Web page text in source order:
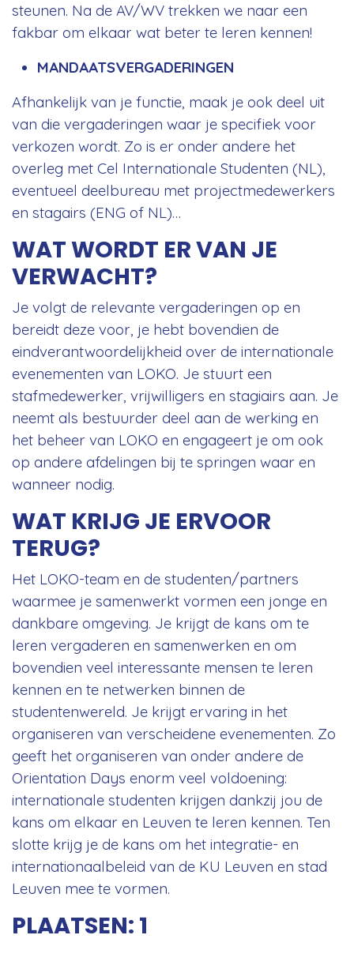
steunen. Na de AV/WV trekken we naar een
fakbar om elkaar wat beter te leren kennen!
MANDAATSVERGADERINGEN
Afhankelijk van je functie, maak je ook deel uit
van die vergaderingen waar je specifiek voor
verkozen wordt. Zo is er onder andere het
overleg met Cel Internationale Studenten (NL),
eventueel deelbureau met projectmedewerkers
en stagairs (ENG of NL)…
WAT WORDT ER VAN JE
VERWACHT?
Je volgt de relevante vergaderingen op en
bereidt deze voor, je hebt bovendien de
eindverantwoordelijkheid over de internationale
evenementen van LOKO. Je stuurt een
stafmedewerker, vrijwilligers en stagiairs aan. Je
neemt als bestuurder deel aan de werking en
het beheer van LOKO en engageert je om ook
op andere afdelingen bij te springen waar en
wanneer nodig.
WAT KRIJG JE ERVOOR
TERUG?
Het LOKO-team en de studenten/partners
waarmee je samenwerkt vormen een jonge en
dankbare omgeving. Je krijgt de kans om te
leren vergaderen en samenwerken en om
bovendien veel interessante mensen te leren
kennen en te netwerken binnen de
studentenwereld. Je krijgt ervaring in het
organiseren van verscheidene evenementen. Zo
geeft het organiseren van onder andere de
Orientation Days enorm veel voldoening:
internationale studenten krijgen dankzij jou de
kans om elkaar en Leuven te leren kennen. Ten
slotte krijg je de kans om het integratie- en
internationaalbeleid van de KU Leuven en stad
Leuven mee te vormen.
PLAATSEN: 1